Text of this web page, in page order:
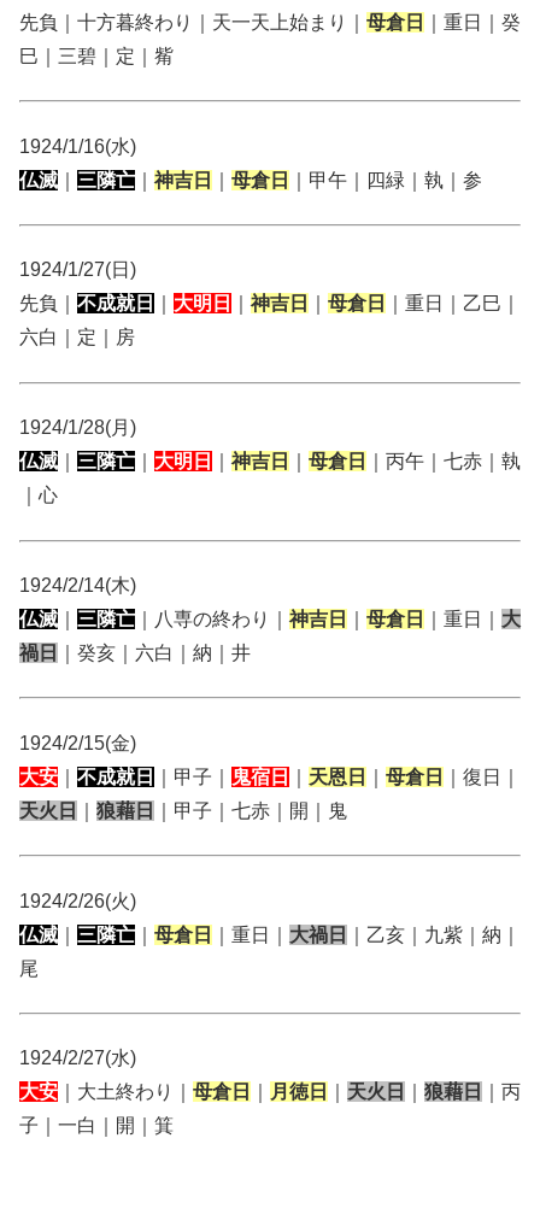
先負｜十方暮終わり｜天一天上始まり｜ 母倉日
｜重日｜癸
巳｜三碧｜定｜觜
1924/1/16(水)
仏滅
三隣亡 神吉日 母倉日 ｜甲午｜四緑｜執｜参
1924/1/27(日)
先負｜ 不成就日 大明日 神吉日 母倉日
｜重日｜乙巳｜
六白｜定｜房
1924/1/28(月)
仏滅
三隣亡 大明日 神吉日 母倉日
｜丙午｜七赤｜執
｜心
1924/2/14(木)
仏滅
三隣亡 ｜八専の終わり｜ 神吉日 母倉日 ｜重日｜ 大
禍日
｜癸亥｜六白｜納｜井
1924/2/15(金)
大安
不成就日 ｜甲子｜ 鬼宿日 天恩日 母倉日
｜復日｜
天火日
狼藉日 ｜甲子｜七赤｜開｜鬼
1924/2/26(火)
仏滅
三隣亡 母倉日 ｜重日｜ 大禍日
｜乙亥｜九紫｜納｜
尾
1924/2/27(水)
大安 ｜大土終わり｜ 母倉日 月徳日 天火日 狼藉日
｜丙
子｜一白｜開｜箕